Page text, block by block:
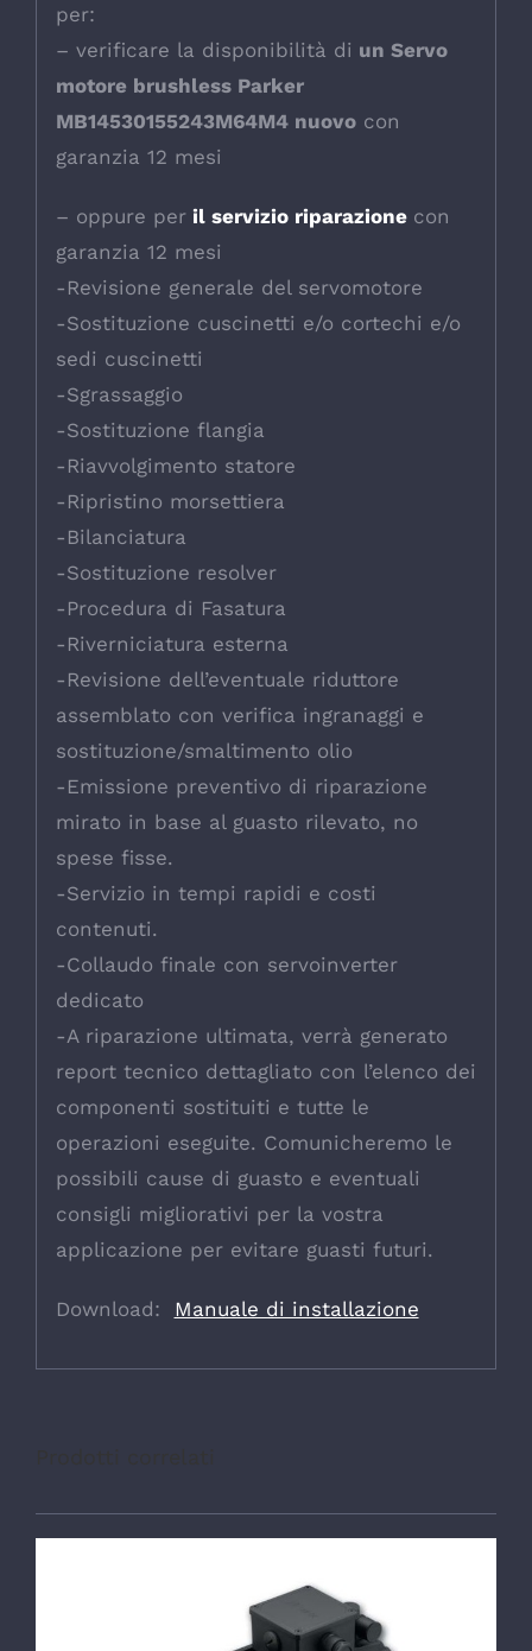
per:
– verificare la disponibilità di un Servo
motore brushless Parker
MB14530155243M64M4 nuovocon
garanzia 12 mesi
– oppure peril servizio riparazione con
garanzia 12 mesi
-Revisione generale del servomotore
-Sostituzione cuscinetti e/o cortechi e/o
sedi cuscinetti
-Sgrassaggio
-Sostituzione flangia
-Riavvolgimento statore
-Ripristino morsettiera
-Bilanciatura
-Sostituzione resolver
-Procedura di Fasatura
-Riverniciatura esterna
-Revisione dell’eventuale riduttore
assemblato con verifica ingranaggi e
sostituzione/smaltimento olio
-Emissione preventivo di riparazione
mirato in base al guasto rilevato, no
spese fisse.
-Servizio in tempi rapidi e costi
contenuti.
-Collaudo finale con servoinverter
dedicato
-A riparazione ultimata, verrà generato
report tecnico dettagliato con l’elenco dei
componenti sostituiti e tutte le
operazioni eseguite. Comunicheremo le
possibili cause di guasto e eventuali
consigli migliorativi per la vostra
applicazione per evitare guasti futuri.
Download: Manuale di installazione